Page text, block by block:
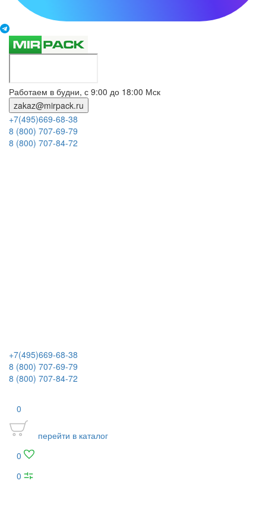
Работаем в будни, с 9:00 до 18:00 Мск
zakaz@mirpack.ru
+7(495)669-68-38
8 (800) 707-69-79
8 (800) 707-84-72
+7(495)669-68-38
8 (800) 707-69-79
8 (800) 707-84-72
0
перейти в каталог
0
0